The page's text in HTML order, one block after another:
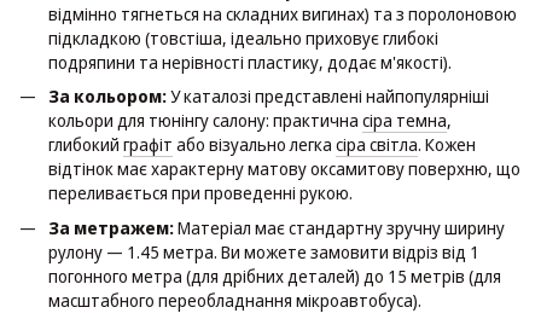
відмінно тягнеться на складних вигинах) та з поролоновою
підкладкою (товстіша, ідеально приховує глибокі
подряпини та нерівності пластику, додає м'якості).
За кольором:У каталозі представлені найпопулярніші
кольори для тюнінгу салону: практична сіра темна,
глибокий графіт або візуально легка сіра світла. Кожен
відтінок має характерну матову оксамитову поверхню, що
переливається при проведенні рукою.
За метражем:Матеріал має стандартну зручну ширину
рулону — 1.45 метра. Ви можете замовити відріз від 1
погонного метра (для дрібних деталей) до 15 метрів (для
масштабного переобладнання мікроавтобуса).